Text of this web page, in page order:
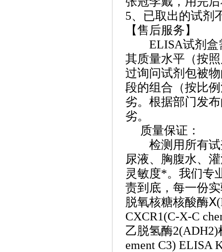
5、已取出的试剂
【售后服务】
ELISA试剂盒需
其质量水平（按
过询问试剂包被
段的组合（按比
劣。根据部门发
劣。
质量保证：
检测用所有试
尿液、胸腹水、
灵敏度*。我们专
责到底，每一份
脱氧核糖核酸酶
CXCR1(C-X-C
乙脱氢酶2(ADH2)
ement C3) ELISA